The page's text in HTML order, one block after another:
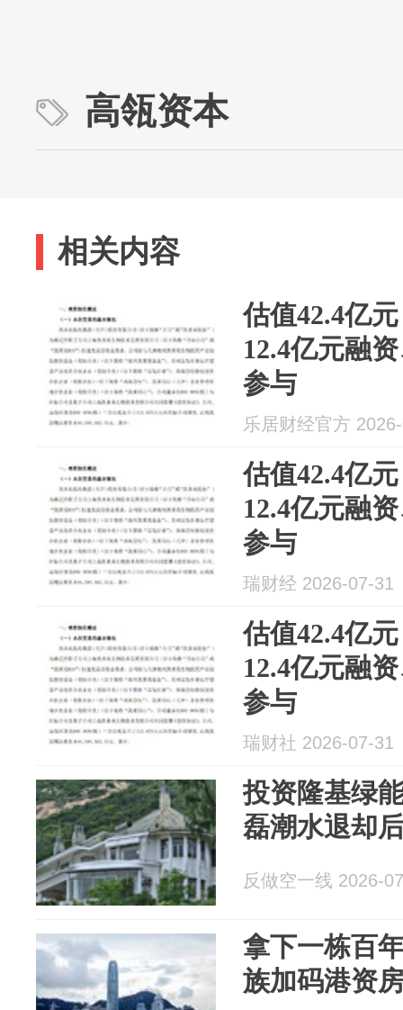
高瓴资本
相关内容
估值42.4亿
12.4亿元融
参与
乐居财经官方
估值42.4亿
12.4亿元融
参与
瑞财经 2026-07-31
估值42.4亿
12.4亿元融
参与
瑞财社 2026-07-31
投资隆基绿
磊潮水退却
反做空一线 2026-
拿下一栋百
族加码港资